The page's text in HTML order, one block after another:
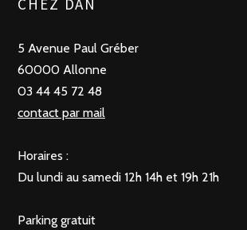
NAVIGATION
CHEZ DAN
5 Avenue Paul Gréber
60000 Allonne
03 44 45 72 48
contact par mail
Horaires :
Du lundi au samedi 12h 14h et 19h 21h
Parking gratuit